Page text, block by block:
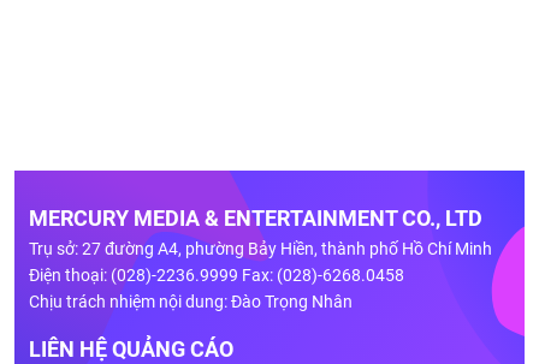
MERCURY MEDIA & ENTERTAINMENT CO., LTD
Trụ sở: 27 đường A4, phường Bảy Hiền, thành phố Hồ Chí Minh
Điện thoại: (028)-2236.9999 Fax: (028)-6268.0458
Chịu trách nhiệm nội dung: Đào Trọng Nhân
LIÊN HỆ QUẢNG CÁO